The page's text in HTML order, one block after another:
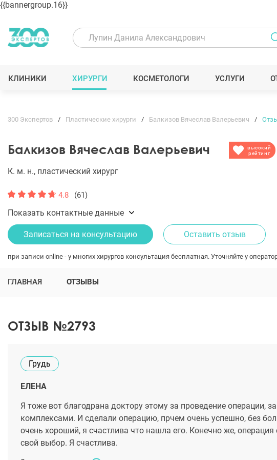
{{bannergroup.16}}
КЛИНИКИ ХИРУРГИ КОСМЕТОЛОГИ УСЛУГИ
300 Экспертов Пластические хирурги Балкизов Вячеслав Валерьевич
Балкизов Вячеслав Валерьевич
высокий
рейтинг
К. м. н., пластический хирург
4.8 (61)
Показать контактные данные
Записаться на консультацию Оставить отзыв
при записи online - у многих хирургов консультация бесплатная. Уточняйте у
ГЛАВНАЯ ОТЗЫВЫ
ОТЗЫВ №2793
Грудь
ЕЛЕНА
Я тоже вот благодрана доктору этому за проведение операции,
комплексами. И сделали операцию, прчем очень успешно, без
очень хороший, я счастлива что нашла его. Конечно же,
свой выбор. Я счастлива.